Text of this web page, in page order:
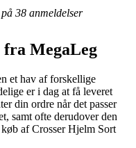
38 anmeldelser
MegaLeg
et hav af forskellige
er i dag at få leveret
din ordre når det passer
samt ofte derudover den
af Crosser Hjelm Sort